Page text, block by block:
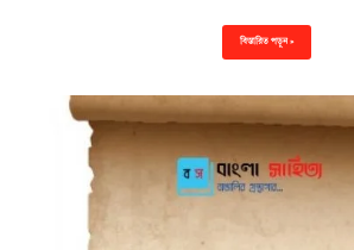
বিস্তারিত পড়ুন »